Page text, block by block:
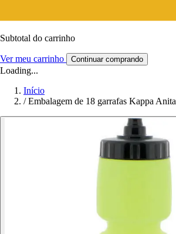
Subtotal do carrinho
Ver meu carrinho Continuar comprando
Loading...
Início
/ Embalagem de 18 garrafas Kappa Anita